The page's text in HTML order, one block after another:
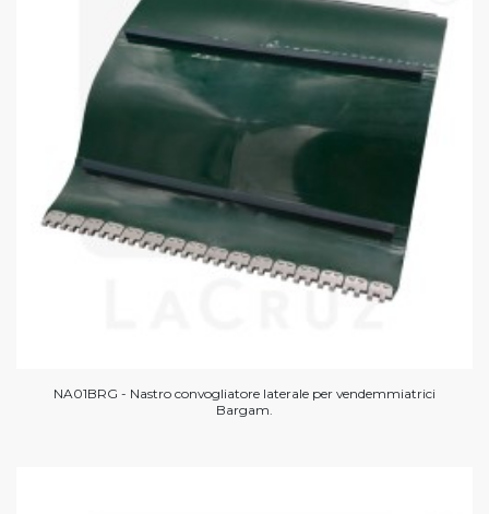
NA01BRG - Nastro convogliatore laterale per vendemmiatrici
Bargam.